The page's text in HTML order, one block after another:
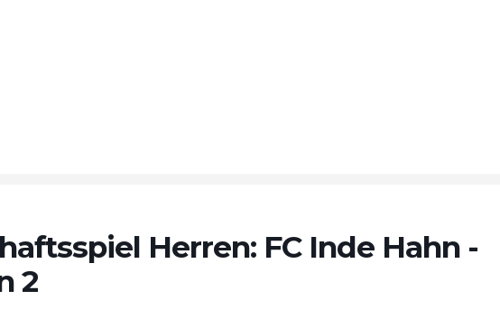
Herren: FC Inde Hahn -
2